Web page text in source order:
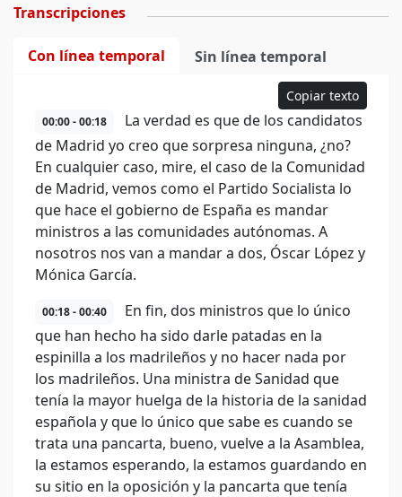
Transcripciones
Con línea temporal Sin línea temporal
Copiar texto
00:00 - 00:18
La verdad es que de los candidatos
de Madrid yo creo que sorpresa ninguna, ¿no?
En cualquier caso, mire, el caso de la Comunidad
de Madrid, vemos como el Partido Socialista lo
que hace el gobierno de España es mandar
ministros a las comunidades autónomas. A
nosotros nos van a mandar a dos, Óscar López y
Mónica García.
00:18 - 00:40
En fin, dos ministros que lo único
que han hecho ha sido darle patadas en la
espinilla a los madrileños y no hacer nada por
los madrileños. Una ministra de Sanidad que
tenía la mayor huelga de la historia de la sanidad
española y que lo único que sabe es cuando se
trata una pancarta, bueno, vuelve a la Asamblea,
la estamos esperando, la estamos guardando en
su sitio en la oposición y la pancarta que tenía